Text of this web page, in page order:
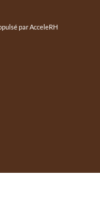
parAcceleRH